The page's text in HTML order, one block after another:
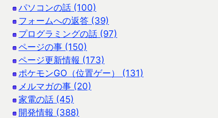
パソコンの話 (100)
フォームへの返答 (39)
プログラミングの話 (97)
ページの事 (150)
ページ更新情報 (173)
ポケモンGO（位置ゲー） (131)
メルマガの事 (20)
家電の話 (45)
開発情報 (388)